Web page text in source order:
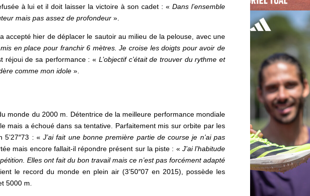
à lui et il doit laisser la victoire à son cadet : «Dans l’ensemble
mais pas assez de profondeur ».
accepté hier de déplacer le sautoir au milieu de la pelouse, avec une
en place pour franchir 6 mètres. Je croise les doigts pour avoir de
réjoui de sa performance : « L’objectif c’était de trouver du rythme et
comme mon idole ».
monde du 2000 m. Détentrice de la meilleure performance mondiale
mais a échoué dans sa tentative. Parfaitement mis sur orbite par les
5’27″73 : «J’ai fait une bonne première partie de course je n’ai pas
mais encore fallait-il répondre présent sur la piste : « J’ai l’habitude
Elles ont fait du bon travail mais ce n’est pas forcément adapté
le record du monde en plein air (3’50″07 en 2015), possède les
5000 m.